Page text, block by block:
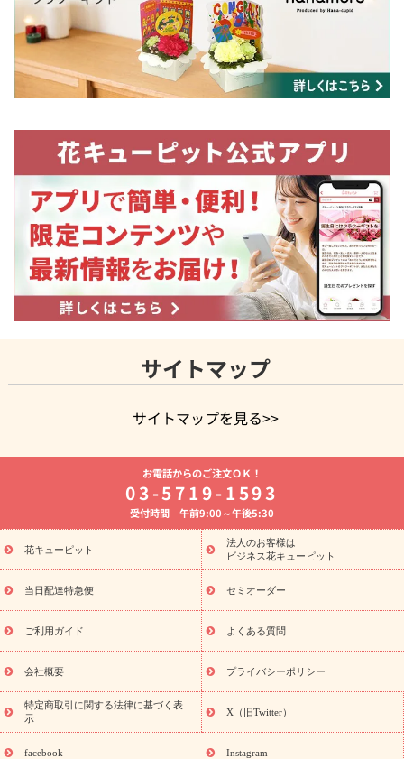
物流事情の影響によるお届けについて
・一部の商品において、商品内容の変更をさせていただきお届けする場合がござ
います。ご注文いただきましたお花の色合いに合わせた花店のおすすめ商品をお
届けいたします。
何卒ご理解いただきますようお願い申し上げます。
大切なお客様に鮮度の良いお花をお届けする為に
より良い鮮度のお花をお届けするために、お客様のご理解・ご協力をお願いいた
します。
サイトマップ
サイトマップを見る>>
よく贈られる花
お祝いの花特集
誕生日フラワーギフト特集
8月の誕生花(トルコキキョウ)
開店・開業祝い
お供え・お悔やみ お供え・お悔やみの花
通夜・葬儀に贈る花 胡蝶蘭・花鉢
ーブドフラワー
季節のイベント
ひまわり ギフト・プレゼント
特集
お盆 花（新盆・初盆） 季節のイベント
お盆 花（新
盆・初盆）
お盆 花（新盆・初盆）
お盆・お供え 花とセットギ
フト
お盆・お供え プリザーブドフラワー
ひまわり ギフト・プ
レゼント特集
夏の花贈り・お中元・暑中見舞い 花のギフト特集
敬老の日におくる花ギフト・プレゼント特集
花ギフト・プレゼント特集
敬老の日 花のおすすめランキング
敬
老の日 花鉢植えのギフト・プレゼント特集
敬老の日 花とセットギ
フト・プレゼント特集
敬老の日の花 全てのギフト一覧
キャン
ペーン
映画『ウォーターガーディアンズ』コラボキャンペーン
「きょう誕生日なんです」キャンペーン
誕生日の花を探す
誕生日フラワーギフト 誕生日フラワーギフト特集
お電話からのご注文ＯＫ！
03-5719-1593
受付時間 午前9:00～午後5:30
花キューピット
法人のお客様は
ビジネス花キューピット
当日配達特急便 セミオーダー
ご利用ガイド よくある質問
会社概要 プライバシーポリシー
特定商取引に関する法律に基づく表
示
X（旧Twitter）
facebook Instagram